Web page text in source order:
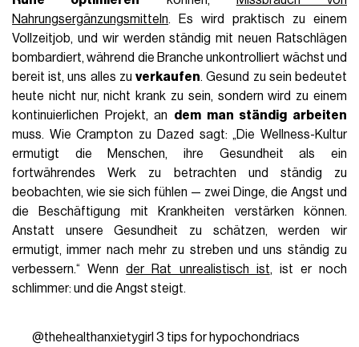
Nahrungsergänzungsmitteln. Es wird praktisch zu einem
Vollzeitjob, und wir werden ständig mit neuen Ratschlägen
bombardiert, während die Branche unkontrolliert wächst und
bereit ist, uns alles zuverkaufen. Gesund zu sein bedeutet
heute nicht nur, nicht krank zu sein, sondern wird zu einem
kontinuierlichen Projekt, an dem man ständig arbeiten
muss. Wie Crampton zu Dazed sagt: „Die Wellness-Kultur
ermutigt die Menschen, ihre Gesundheit als ein
fortwährendes Werk zu betrachten und ständig zu
beobachten, wie sie sich fühlen — zwei Dinge, die Angst und
die Beschäftigung mit Krankheiten verstärken können.
Anstatt unsere Gesundheit zu schätzen, werden wir
ermutigt, immer nach mehr zu streben und uns ständig zu
verbessern.“ Wennder Rat unrealistisch ist, ist er noch
schlimmer: und die Angst steigt.
@thehealthanxietygirl 3 tips for hypochondriacs